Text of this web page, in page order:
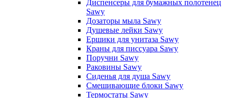
Диспенсеры для бумажных полотенец
Sawy
Дозаторы мыла Sawy
Душевые лейки Sawy
Ершики для унитаза Sawy
Краны для писсуара Sawy
Поручни Sawy
Раковины Sawy
Сиденья для душа Sawy
Смешивающие блоки Sawy
Термостаты Sawy